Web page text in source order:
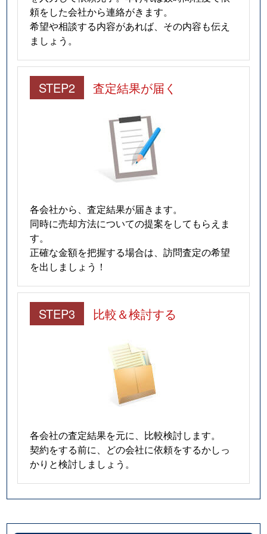
頼をした会社から連絡がきます。
希望や相談する内容があれば、その内容も伝え
ましょう。
STEP2 査定結果が届く
各会社から、査定結果が届きます。
同時に売却方法についての提案をしてもらえま
す。
正確な金額を把握する場合は、訪問査定の希望
を出しましょう！
STEP3 比較＆検討する
各会社の査定結果を元に、比較検討します。
契約をする前に、どの会社に依頼をするかしっ
かりと検討しましょう。